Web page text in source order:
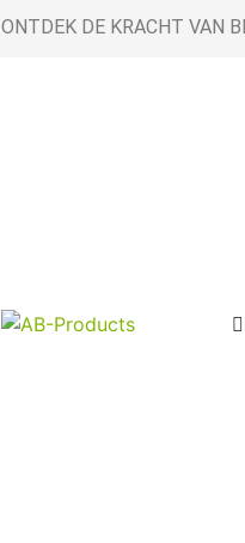
ONTDEK DE KRACHT VAN